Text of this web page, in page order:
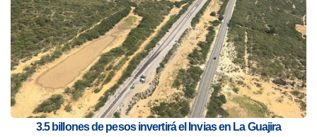
3.5 billones de pesos invertirá el Invias en La Guajira